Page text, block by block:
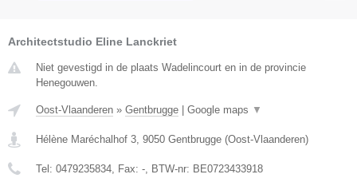
Architectstudio Eline Lanckriet
Niet gevestigd in de plaats Wadelincourt en in de provincie
Henegouwen.
Oost-Vlaanderen » Gentbrugge Google maps ▼
Hélène Maréchalhof 3, 9050 Gentbrugge (Oost-Vlaanderen)
Tel: 0479235834, Fax: -, BTW-nr: BE0723433918